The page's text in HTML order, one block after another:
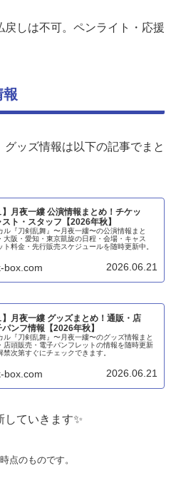
しは不可。ペンライト・応援
報
ッズ情報は以下の記事でまと
】月夜一縷 公演情報まとめ！チケッ
スト・スタッフ【2026年秋】
ル『刀剣乱舞』〜月夜一縷〜の公演情報まと
大阪・愛知・東京凱旋の日程・会場・キャス
ト料金・先行販売スケジュールを随時更新中。
box.com 2026.06.21
】月夜一縷 グッズまとめ！通販・店
ンフ情報【2026年秋】
ル『刀剣乱舞』〜月夜一縷〜のグッズ情報まと
店頭販売・電子パンフレットの情報を随時更新
禁次第すぐにチェックできます。
box.com 2026.06.21
ていきます✨
点のものです。